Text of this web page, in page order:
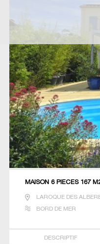
MAISON 6 PIECES 167
LAROQUE DES
BORD DE MER
DESCRIPTIF